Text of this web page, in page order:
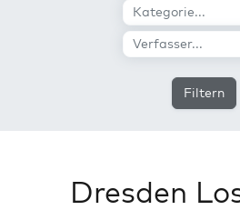
Filtern
Dresden